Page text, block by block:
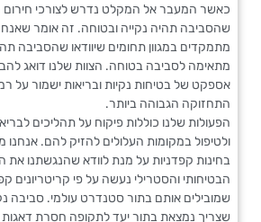
כאשר המעבר אל המקלט נדרש לצורכי חירום
שהסביבה תהיה נקייה ובטוחה. זה אומר
מתמקדים במגוון תחומים שיוודאו שהסביבה
מתאימה לסביבה בטוחה. הצוות שלנו דואג
אספקט של בטיחות נקיות ובריאות ישמור על
התחזוקה הגבוהה ביותר.
הפעולות שלנו כוללות פיקוח על תהליכים
ולטיפול במקומות העלולים להזיק להם. אנחנו
בחינות קפדניות על מנת לוודא שהנגשתנו
הבטיחותי והסטרילי נעשה על פי קריטריונים
שמובילים אותם בתור סטנדרט עולמי. סביבה
שצריך נמצאת בתור יעד לתקופה חסרת